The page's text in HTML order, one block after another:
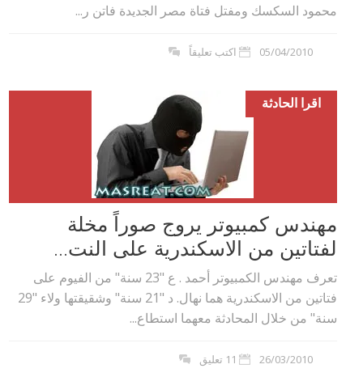
محمود السكسك ومفتل فتاة مصر الجديدة فاتن ر...
05/04/2010 اكتب تعليقاً
اقرا الحادثة
مهندس كمبيوتر يروج صوراً مخلة
لفتاتين من الاسكندرية على النت...
تعرف مهندس الكمبيوتر أحمد . ع "23 سنة" من الفيوم على
فتاتين من الاسكندرية هما نهال. د "21 سنة" وشقيقتها ولاء "29
سنة" من خلال المحادثة معهما استطاع...
26/03/2010 11 تعليق